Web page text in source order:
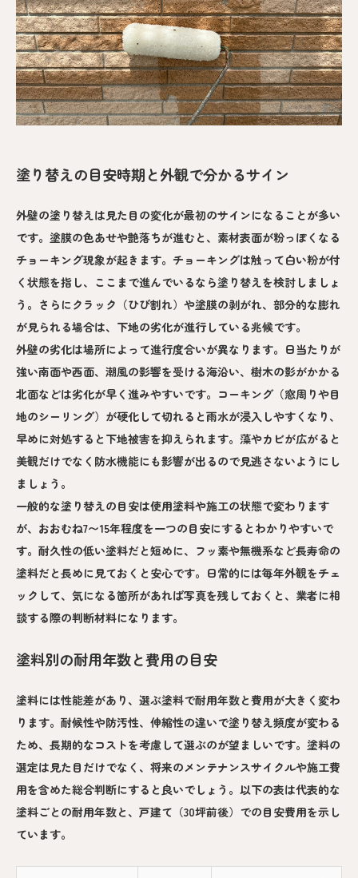
塗り替えの目安時期と外観で分かるサイン
外壁の塗り替えは見た目の変化が最初のサインになることが多い
です。塗膜の色あせや艶落ちが進むと、素材表面が粉っぽくなる
チョーキング現象が起きます。チョーキングは触って白い粉が付
く状態を指し、ここまで進んでいるなら塗り替えを検討しましょ
う。さらにクラック（ひび割れ）や塗膜の剥がれ、部分的な膨れ
が見られる場合は、下地の劣化が進行している兆候です。
外壁の劣化は場所によって進行度合いが異なります。日当たりが
強い南面や西面、潮風の影響を受ける海沿い、樹木の影がかかる
北面などは劣化が早く進みやすいです。コーキング（窓周りや目
地のシーリング）が硬化して切れると雨水が浸入しやすくなり、
早めに対処すると下地被害を抑えられます。藻やカビが広がると
美観だけでなく防水機能にも影響が出るので見逃さないようにし
ましょう。
一般的な塗り替えの目安は使用塗料や施工の状態で変わります
が、おおむね7〜15年程度を一つの目安にするとわかりやすいで
す。耐久性の低い塗料だと短めに、フッ素や無機系など長寿命の
塗料だと長めに見ておくと安心です。日常的には毎年外観をチェ
ックして、気になる箇所があれば写真を残しておくと、業者に相
談する際の判断材料になります。
塗料別の耐用年数と費用の目安
塗料には性能差があり、選ぶ塗料で耐用年数と費用が大きく変わ
ります。耐候性や防汚性、伸縮性の違いで塗り替え頻度が変わる
ため、長期的なコストを考慮して選ぶのが望ましいです。塗料の
選定は見た目だけでなく、将来のメンテナンスサイクルや施工費
用を含めた総合判断にすると良いでしょう。以下の表は代表的な
塗料ごとの耐用年数と、戸建て（30坪前後）での目安費用を示し
ています。